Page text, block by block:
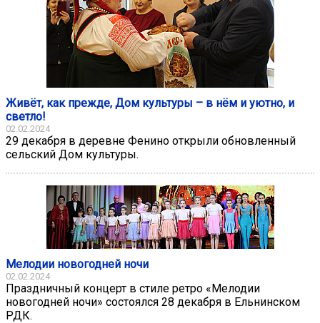
Живёт, как прежде, Дом культуры – в нём и уютно, и
светло!
02.02.2024
29 декабря в деревне Фенино открыли обновленный
сельский Дом культуры.
Мелодии новогодней ночи
02.02.2024
Праздничный концерт в стиле ретро «Мелодии
новогодней ночи» состоялся 28 декабря в Ельнинском
РДК.